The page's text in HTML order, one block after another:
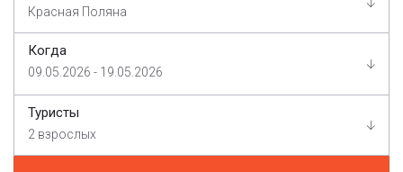
Красная Поляна
Когда
09.05.2026 - 19.05.2026
Туристы
2 взрослых